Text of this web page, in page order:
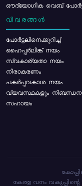
ഔദ്യോഗിക വെബ്
വിവരങ്ങൾ
പോര്‍ട്ടലിനെക്കുറിച്ച്
ഹൈപ്പർലിങ്ക് നയം
സ്വകാര്യതാ നയം
നിരാകരണം
പകർപ്പവകാശ നയം
വ്യവസ്ഥകളും
സഹായം
കേരള വനം